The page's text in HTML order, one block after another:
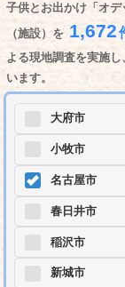
子供とお出かけ「オ
（施設）を 1,672
よる現地調査を実施
います。
大府市
小牧市
名古屋市
春日井市
稲沢市
新城市